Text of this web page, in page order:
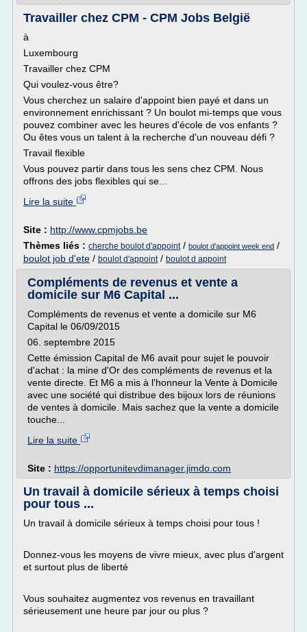
Travailler chez CPM - CPM Jobs België
à
Luxembourg
Travailler chez CPM
Qui voulez-vous être?
Vous cherchez un salaire d'appoint bien payé et dans un
environnement enrichissant ? Un boulot mi-temps que vous
pouvez combiner avec les heures d'école de vos enfants ?
Ou êtes vous un talent à la recherche d'un nouveau défi ?
Travail flexible
Vous pouvez partir dans tous les sens chez CPM. Nous
offrons des jobs flexibles qui se...
Lire la suite
Site : http://www.cpmjobs.be
Thèmes liés : cherche boulot d'appoint/ boulot d'appoint week end /
boulot job d'ete / boulot d'appoint/ boulot d appoint
Compléments de revenus et vente a
domicile sur M6 Capital ...
Compléments de revenus et vente a domicile sur M6
Capital le 06/09/2015
06. septembre 2015
Cette émission Capital de M6 avait pour sujet le pouvoir
d'achat : la mine d'Or des compléments de revenus et la
vente directe. Et M6 a mis à l'honneur la Vente à Domicile
avec une société qui distribue des bijoux lors de réunions
de ventes à domicile. Mais sachez que la vente a domicile
touche...
Lire la suite
Site : https://opportunitevdimanager.jimdo.com
Un travail à domicile sérieux à temps choisi
pour tous ...
Un travail à domicile sérieux à temps choisi pour tous !
Donnez-vous les moyens de vivre mieux, avec plus d'argent
et surtout plus de liberté
Vous souhaitez augmentez vos revenus en travaillant
sérieusement une heure par jour ou plus ?